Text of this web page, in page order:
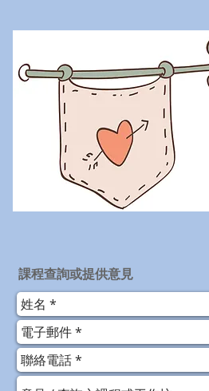
課程查詢或提供意見